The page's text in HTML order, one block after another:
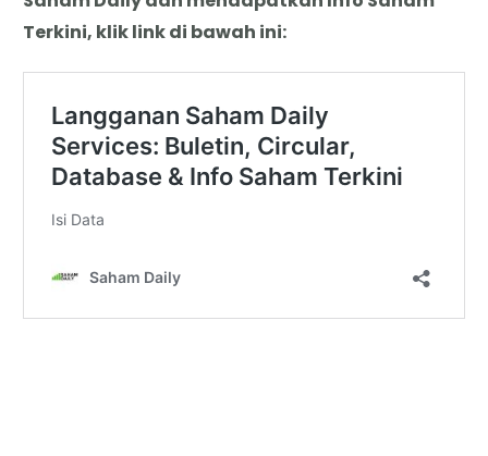
Terkini, klik link di bawah ini: